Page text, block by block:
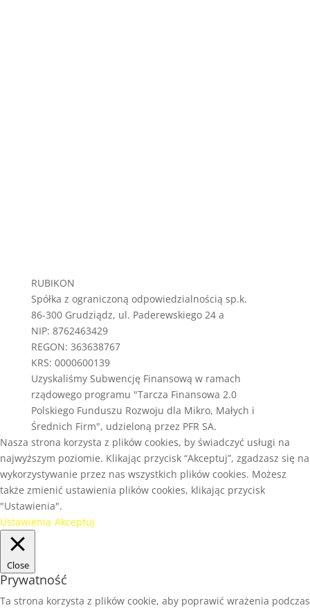
RUBIKON
Spółka z ograniczoną odpowiedzialnością sp.k.
86-300 Grudziądz, ul. Paderewskiego 24 a
NIP: 8762463429
REGON: 363638767
KRS: 0000600139
Uzyskaliśmy Subwencję Finansową w ramach
rządowego programu "Tarcza Finansowa 2.0
Polskiego Funduszu Rozwoju dla Mikro, Małych i
Średnich Firm", udzieloną przez PFR SA.
Nasza strona korzysta z plików cookies, by świadczyć usługi na
najwyższym poziomie. Klikając przycisk “Akceptuj”, zgadzasz się na
wykorzystywanie przez nas wszystkich plików cookies. Możesz
także zmienić ustawienia plików cookies, klikając przycisk
"Ustawienia".
Ustawienia Akceptuj
Close
Prywatność
Ta strona korzysta z plików cookie, aby poprawić wrażenia podczas